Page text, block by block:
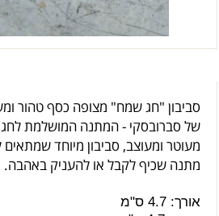
סביבון "חג שמח" מצופה כסף טהור
של סברובסקי - המתנה המושלמת לחג
מעוטר ומעוצב, סביבון מיוחד שמתאים
מתנה שכיף לקבל או להעניק באהבה.
אורך: 4.7 ס"מ